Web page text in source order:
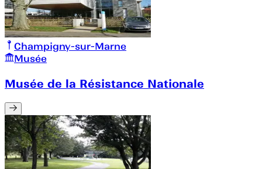
Champigny-sur-Marne
Musée
Musée de la Résistance Nationale